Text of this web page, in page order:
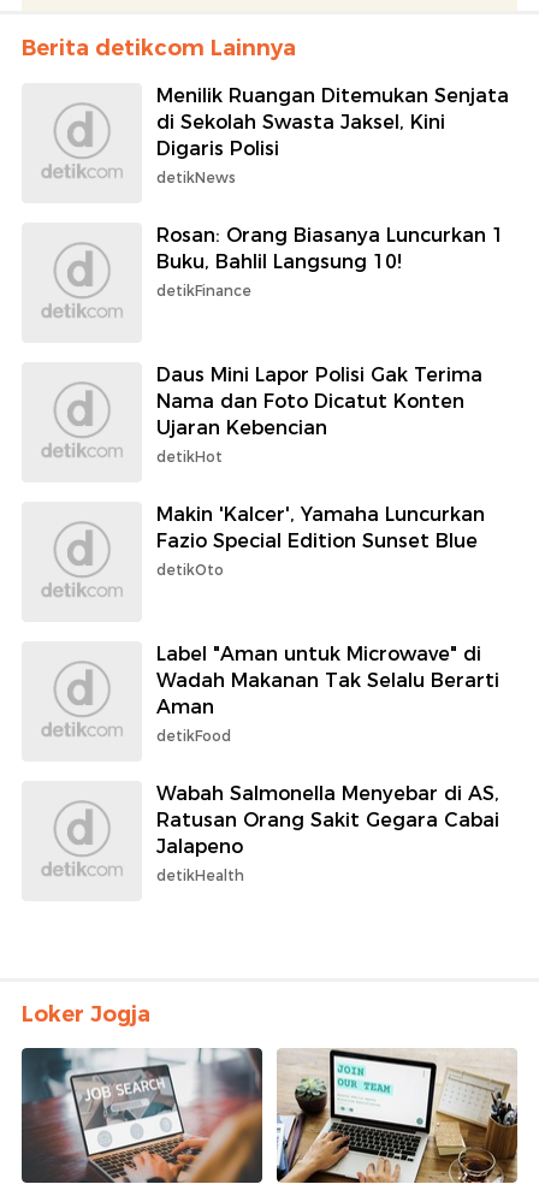
Berita detikcom Lainnya
Menilik Ruangan Ditemukan Senjata
di Sekolah Swasta Jaksel, Kini
Digaris Polisi
detikNews
Rosan: Orang Biasanya Luncurkan 1
Buku, Bahlil Langsung 10!
detikFinance
Daus Mini Lapor Polisi Gak Terima
Nama dan Foto Dicatut Konten
Ujaran Kebencian
detikHot
Makin 'Kalcer', Yamaha Luncurkan
Fazio Special Edition Sunset Blue
detikOto
Label "Aman untuk Microwave" di
Wadah Makanan Tak Selalu Berarti
Aman
detikFood
Wabah Salmonella Menyebar di AS,
Ratusan Orang Sakit Gegara Cabai
Jalapeno
detikHealth
Loker Jogja